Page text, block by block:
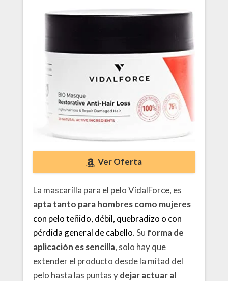
Ver Oferta
La mascarilla para el pelo VidalForce, es
apta tanto para hombres como mujeres
con pelo teñido, débil, quebradizo o con
pérdida general de cabello. Su forma de
aplicación es sencilla, solo hay que
extender el producto desde la mitad del
pelo hasta las puntas ydejar actuar al